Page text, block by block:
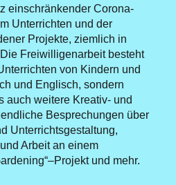
einschränkender Corona-
Unterrichten und der
Projekte, ziemlich in
Freiwilligenarbeit besteht
von Kindern und
und Englisch, sondern
auch weitere Kreativ- und
Besprechungen über
Unterrichtsgestaltung,
Arbeit an einem
und mehr.
in Athen“